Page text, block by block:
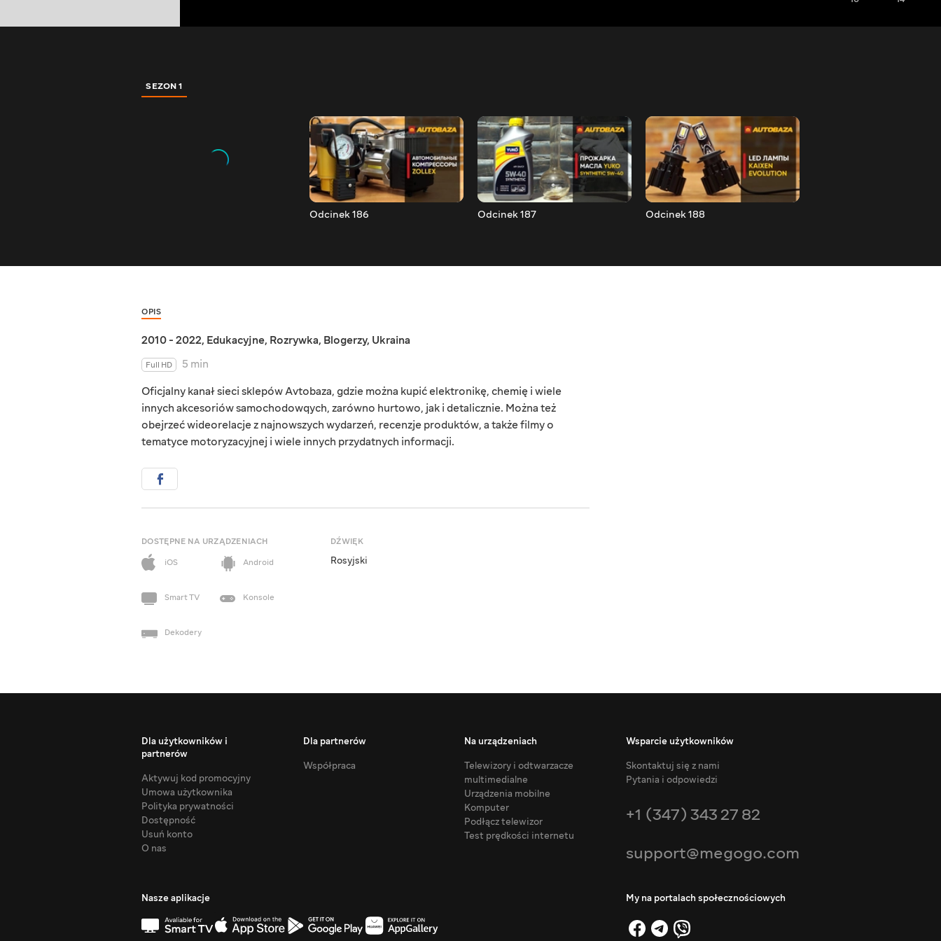
SEZON 1
Odcinek 186 Odcinek 187 Odcinek 188
OPIS
2010 - 2022, Edukacyjne, Rozrywka, Blogerzy, Ukraina
Full HD
5 min
Oficjalny kanał sieci sklepów Avtobaza, gdzie można kupić elektronikę, chemię i wiele
innych akcesoriów samochodowqych, zarówno hurtowo, jak i detalicznie. Można też
obejrzeć wideorelacje z najnowszych wydarzeń, recenzje produktów, a także filmy o
tematyce motoryzacyjnej i wiele innych przydatnych informacji.
DOSTĘPNE NA URZĄDZENIACH
iOS
Android
Smart TV Konsole
Dekodery
DŹWIĘK
Rosyjski
Dla użytkowników i
partnerów
Aktywuj kod promocyjny
Umowa użytkownika
Polityka prywatności
Dostępność
Usuń konto
O nas
Dla partnerów
Współpraca
Na urządzeniach
Telewizory i odtwarzacze
multimedialne
Urządzenia mobilne
Komputer
Podłącz telewizor
Test prędkości internetu
Wsparcie użytkowników
Skontaktuj się z nami
Pytania i odpowiedzi
+1 (347) 343 27 82
support@megogo.com
Nasze aplikacje My na portalach społecznościowych